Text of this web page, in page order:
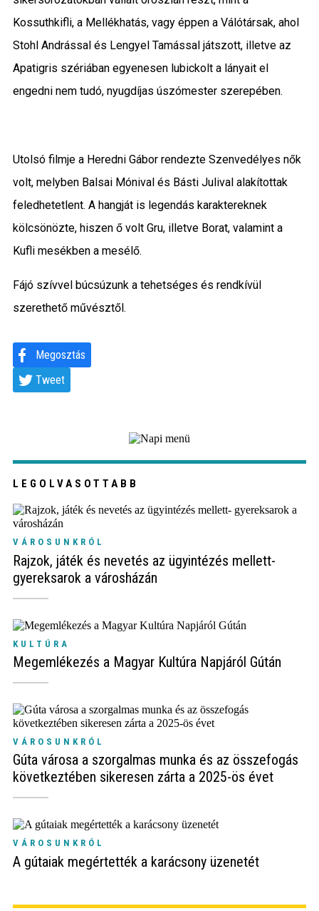
Kossuthkifli, a Mellékhatás, vagy éppen a Válótársak, ahol
Stohl Andrással és Lengyel Tamással játszott, illetve az
Apatigris szériában egyenesen lubickolt a lányait el
engedni nem tudó, nyugdíjas úszómester szerepében.
Utolsó filmje a Heredni Gábor rendezte Szenvedélyes nők
volt, melyben Balsai Mónival és Básti Julival alakítottak
feledhetetlent. A hangját is legendás karaktereknek
kölcsönözte, hiszen ő volt Gru, illetve Borat, valamint a
Kufli mesékben a mesélő.
Fájó szívvel búcsúzunk a tehetséges és rendkívül
szerethető művésztől.
Megosztás
Tweet
LEGOLVASOTTABB
VÁROSUNKRÓL
Rajzok, játék és nevetés az ügyintézés mellett-
gyereksarok a városházán
KULTÚRA
Megemlékezés a Magyar Kultúra Napjáról Gútán
VÁROSUNKRÓL
Gúta városa a szorgalmas munka és az összefogás
következtében sikeresen zárta a 2025-ös évet
VÁROSUNKRÓL
A gútaiak megértették a karácsony üzenetét